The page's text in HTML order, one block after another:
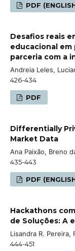
PDF
Desafios reais
educacional em
parceria com a
Andreia Leles,
426-434
PDF
Differentially
Market Data
Ana Paixão, Breno
435-443
PDF
Hackathons
de Soluções: A
Lisandra R. Pereira,
444-451